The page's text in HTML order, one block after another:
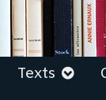
Texts